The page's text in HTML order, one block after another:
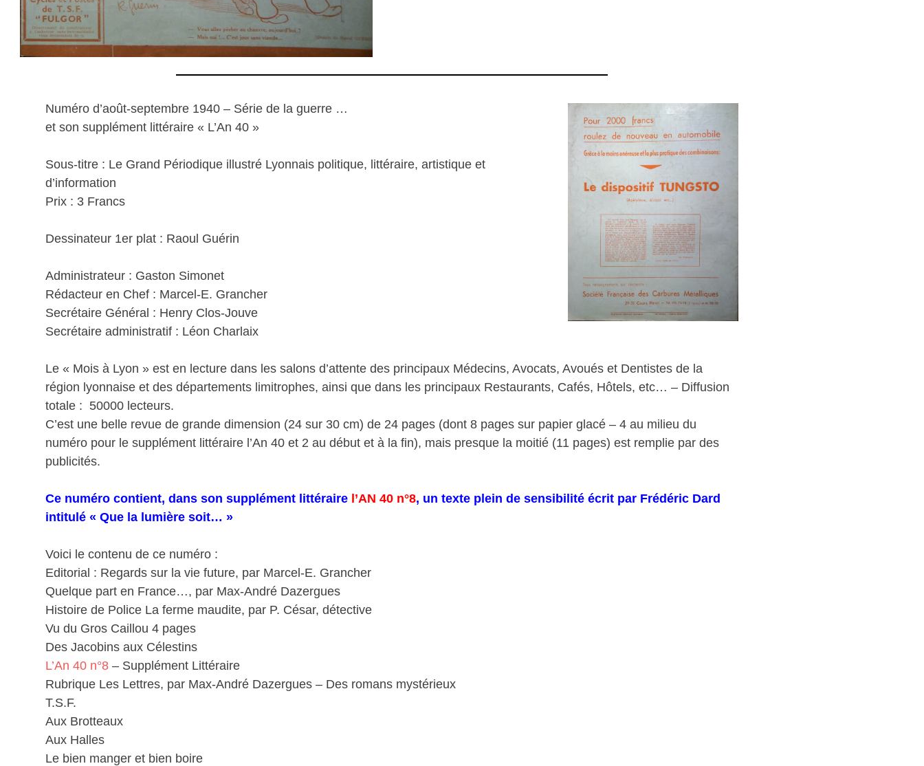
Numéro d’août-septembre 1940 – Série de la guerre …
et son supplément littéraire « L’An 40 »
Sous-titre : Le Grand Périodique illustré Lyonnais politique, littéraire, artistique et
d’information
Prix : 3 Francs
Dessinateur 1er plat : Raoul Guérin
Administrateur : Gaston Simonet
Rédacteur en Chef : Marcel-E. Grancher
Secrétaire Général : Henry Clos-Jouve
Secrétaire administratif : Léon Charlaix
Le « Mois à Lyon » est en lecture dans les salons d’attente des principaux Médecins, Avocats, Avoués et Dentistes de la
région lyonnaise et des départements limitrophes, ainsi que dans les principaux Restaurants, Cafés, Hôtels, etc… – Diffusion
totale : 50000 lecteurs.
C’est une belle revue de grande dimension (24 sur 30 cm) de 24 pages (dont 8 pages sur papier glacé – 4 au milieu du
numéro pour le supplément littéraire l’An 40 et 2 au début et à la fin), mais presque la moitié (11 pages) est remplie par des
publicités.
Ce numéro contient, dans son supplément littéraire l’AN 40 n°8, un texte plein de sensibilité écrit par Frédéric Dard
intitulé « Que la lumière soit… »
Voici le contenu de ce numéro :
Editorial : Regards sur la vie future, par Marcel-E. Grancher
Quelque part en France…, par Max-André Dazergues
Histoire de Police La ferme maudite, par P. César, détective
Vu du Gros Caillou 4 pages
Des Jacobins aux Célestins
L’An 40 n°8 – Supplément Littéraire
Rubrique Les Lettres, par Max-André Dazergues – Des romans mystérieux
T.S.F.
Aux Brotteaux
Aux Halles
Le bien manger et bien boire